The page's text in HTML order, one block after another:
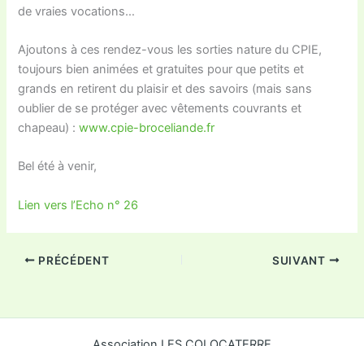
de vraies vocations…
Ajoutons à ces rendez-vous les sorties nature du CPIE,
toujours bien animées et gratuites pour que petits et
grands en retirent du plaisir et des savoirs (mais sans
oublier de se protéger avec vêtements couvrants et
chapeau) :www.cpie-broceliande.fr
Bel été à venir,
Lien vers l’Echo n° 26
PRÉCÉDENT SUIVANT